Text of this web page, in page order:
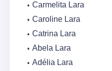
Carmelita Lara
Caroline Lara
Catrina Lara
Abela Lara
Adélia Lara